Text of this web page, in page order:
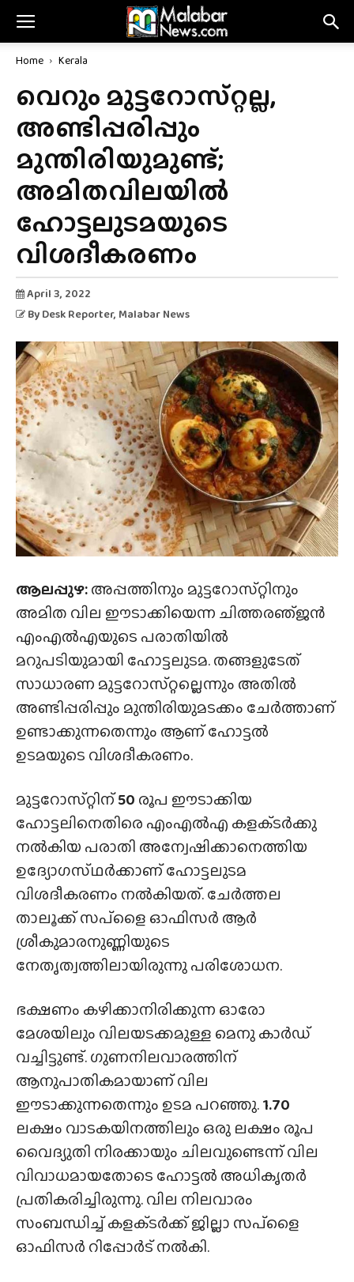
Home Kerala
വെറും മുട്ടറോസ്‌റ്റല്ല,
അണ്ടിപ്പരിപ്പും
മുന്തിരിയുമുണ്ട്;
അമിതവിലയിൽ
ഹോട്ടലുടമയുടെ
വിശദീകരണം
April 3, 2022
By Desk Reporter, Malabar News
ആലപ്പുഴ:അപ്പത്തിനും മുട്ടറോസ്‌റ്റിനും
അമിത വില ഈടാക്കിയെന്ന ചിത്തരഞ്‌ജൻ
എംഎൽഎയുടെ പരാതിയിൽ
മറുപടിയുമായി ഹോട്ടലുടമ. തങ്ങളുടേത്
സാധാരണ മുട്ടറോസ്‌റ്റല്ലെന്നും അതിൽ
അണ്ടിപ്പരിപ്പും മുന്തിരിയുമടക്കം ചേ‍ർത്താണ്
ഉണ്ടാക്കുന്നതെന്നും ആണ് ഹോട്ടൽ
ഉടമയുടെ വിശദീകരണം.
മുട്ടറോസ്‌റ്റിന്50 രൂപ ഈടാക്കിയ
ഹോട്ടലിനെതിരെ എംഎല്‍എ കളക്‌ടർക്കു
നല്‍കിയ പരാതി അന്വേഷിക്കാനെത്തിയ
ഉദ്യോഗസ്‌ഥര്‍ക്കാണ് ഹോട്ടലുടമ
വിശദീകരണം നൽകിയത്. ചേര്‍ത്തല
താലൂക്ക് സപ്‌ളൈ ഓഫിസർ ആര്‍
ശ്രീകുമാരനുണ്ണിയുടെ
നേതൃത്വത്തിലായിരുന്നു പരിശോധന.
ഭക്ഷണം കഴിക്കാനിരിക്കുന്ന ഓരോ
മേശയിലും വിലയടക്കമുള്ള മെനു കാർഡ്
വച്ചിട്ടുണ്ട്. ​ഗുണനിലവാരത്തിന്
ആനുപാതികമായാണ് വില
ഈടാക്കുന്നതെന്നും ഉടമ പറഞ്ഞു.1.70
ലക്ഷം വാടകയിനത്തിലും ഒരു ലക്ഷം രൂപ
വൈദ്യുതി നിരക്കായും ചിലവുണ്ടെന്ന് വില
വിവാധമായതോടെ ഹോട്ടൽ അധികൃത‍ർ
പ്രതികരിച്ചിരുന്നു. വില നിലവാരം
സംബന്ധിച്ച് കളക്‌ടർക്ക് ജില്ലാ സപ്‌ളൈ
ഓഫിസർ റിപ്പോർട് നല്‍കി.